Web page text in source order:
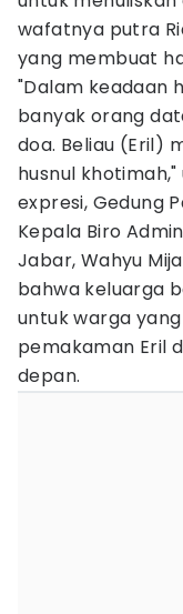
wafatnya putra
yang membuat
"Dalam keadaan
banyak orang
doa. Beliau (Eril)
husnul
expresi, Gedung
Kepala Biro
Jabar, Wahyu
bahwa keluarga
untuk warga
pemakaman Eril
depan.